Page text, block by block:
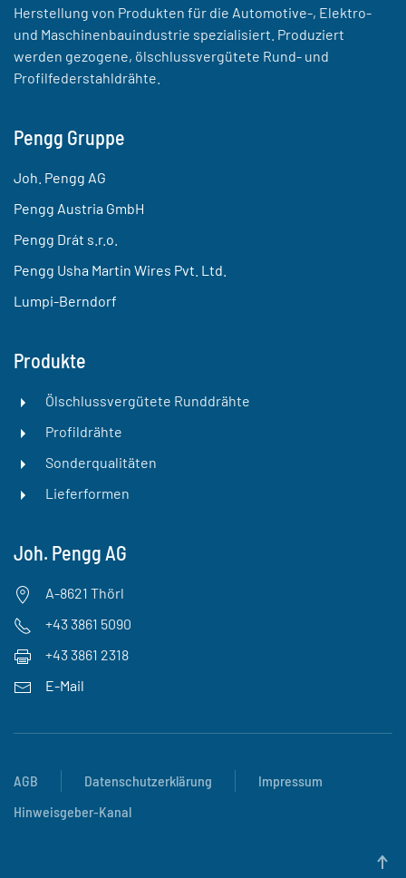
Herstellung von Produkten für die Automotive-, Elektro-
und Maschinenbauindustrie spezialisiert. Produziert
werden gezogene, ölschlussvergütete Rund- und
Profilfederstahldrähte.
Pengg Gruppe
Joh. Pengg AG
Pengg Austria GmbH
Pengg Drát s.r.o.
Pengg Usha Martin Wires Pvt. Ltd.
Lumpi-Berndorf
Produkte
Ölschlussvergütete Runddrähte
Profildrähte
Sonderqualitäten
Lieferformen
Joh. Pengg AG
A-8621 Thörl
+43 3861 5090
+43 3861 2318
E-Mail
AGB Datenschutzerklärung
Impressum
Hinweisgeber-Kanal